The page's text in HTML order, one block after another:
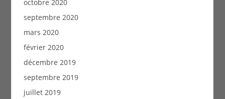
octobre 2020
septembre 2020
mars 2020
février 2020
décembre 2019
septembre 2019
juillet 2019